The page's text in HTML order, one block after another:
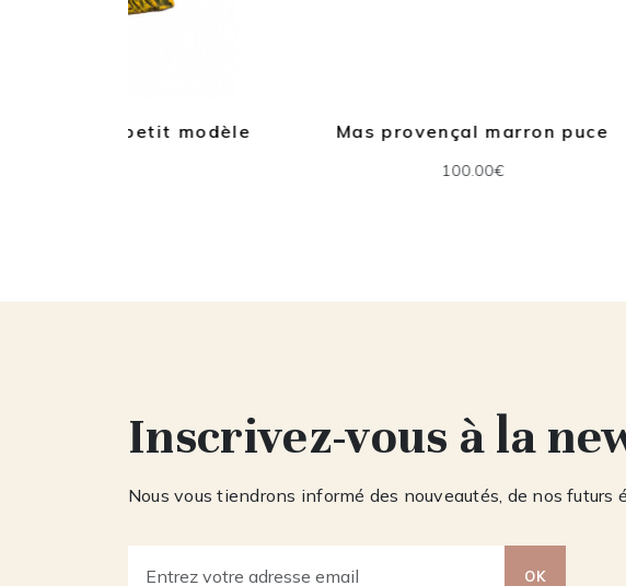
Mas provençal marron puce
Mas
Inscrivez-vous à la
Nous vous tiendrons informé des nouveautés, de nos
OK